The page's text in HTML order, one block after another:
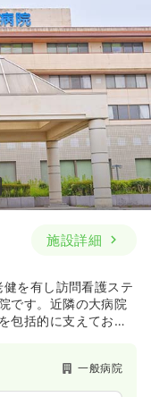
施設詳細
を有し訪問看護ステ
です。近隣の大病院
包括的に支えており
一般病院